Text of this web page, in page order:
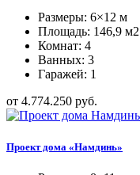
Размеры: 6×12 м
Площадь: 146,9 м2
Комнат: 4
Ванных: 3
Гаражей: 1
от 4.774.250 руб.
Проект дома «Намдинь»